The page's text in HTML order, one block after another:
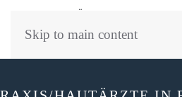
Skip to main content
Dr. med. Claudia Dieckmann · Dr.